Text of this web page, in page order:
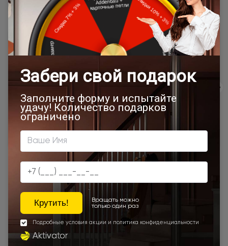
Подробная информация о доставке
Товар относится к категориям:
Двери Neo Classic Decoro 800x2000 900x2200
700x2200
800x2100
900х2500 700x2100 900x2300 900x2400
1200x2000 Шампань
Межкомнатные двери из натурального шпона
Высота 180 Высота 190
Наши преимущества